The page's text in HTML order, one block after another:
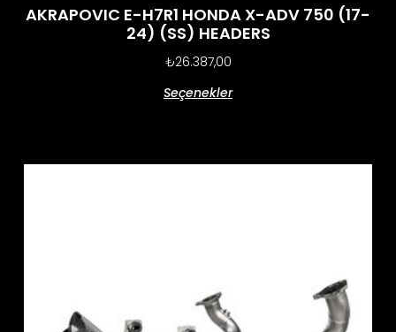
AKRAPOVIC E-H7R1 HONDA X-ADV 750 (17-
24) (SS) HEADERS
₺26.387,00
Seçenekler